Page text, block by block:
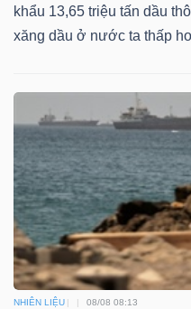
khẩu 13,65 triệu tấn dầu
xăng dầu ở nước ta thấp
NHIÊN LIỆU 08/08 08:13
ÍCH
BẤT
ĐỘNG
SẢN